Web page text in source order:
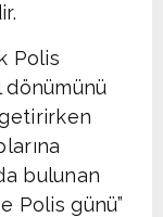
Polis
dönümünü
bulunan
Polis günü”